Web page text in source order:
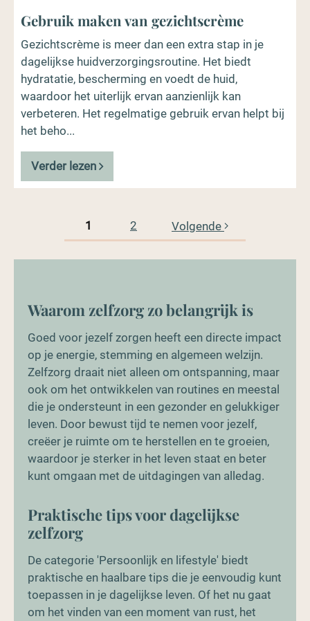
Gebruik maken van gezichtscrème
Gezichtscrème is meer dan een extra stap in je
dagelijkse huidverzorgingsroutine. Het biedt
hydratatie, bescherming en voedt de huid,
waardoor het uiterlijk ervan aanzienlijk kan
verbeteren. Het regelmatige gebruik ervan helpt bij
het beho...
Verder lezen
1 2 Volgende
Waarom zelfzorg zo belangrijk is
Goed voor jezelf zorgen heeft een directe impact
op je energie, stemming en algemeen welzijn.
Zelfzorg draait niet alleen om ontspanning, maar
ook om het ontwikkelen van routines en meestal
die je ondersteunt in een gezonder en gelukkiger
leven. Door bewust tijd te nemen voor jezelf,
creëer je ruimte om te herstellen en te groeien,
waardoor je sterker in het leven staat en beter
kunt omgaan met de uitdagingen van alledag.
Praktische tips voor dagelijkse
zelfzorg
De categorie 'Persoonlijk en lifestyle' biedt
praktische en haalbare tips die je eenvoudig kunt
toepassen in je dagelijkse leven. Of het nu gaat
om het vinden van een moment van rust, het